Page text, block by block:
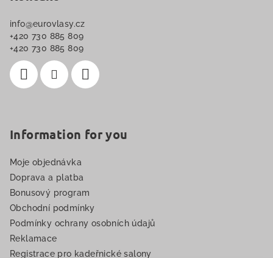
info@eurovlasy.cz
+420 730 885 809
+420 730 885 809
Information for you
Moje objednávka
Doprava a platba
Bonusový program
Obchodní podmínky
Podmínky ochrany osobních údajů
Reklamace
Registrace pro kadeřnické salony